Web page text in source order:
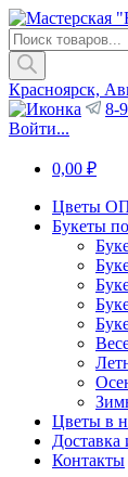
Поиск
товаров
Красноярск,
8-
Войти...
0,00 ₽
Цветы
Букеты
Цветы в
Доставка
Контакты